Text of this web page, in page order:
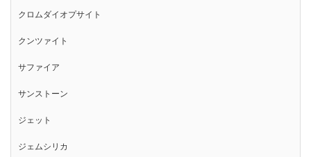
クロムダイオプサイト
クンツァイト
サファイア
サンストーン
ジェット
ジェムシリカ